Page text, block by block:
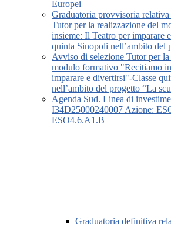
Europei
Graduatoria provvisoria relativa
Tutor per la realizzazione del
insieme: Il Teatro per imparare
quinta Sinopoli nell’ambito del
Avviso di selezione Tutor per
modulo formativo "Recitiamo
imparare e divertirsi"-Classe
nell’ambito del progetto “La
Agenda Sud. Linea di
I34D25000240007 Azione:
ESO4.6.A1.B
Graduatoria definitiva